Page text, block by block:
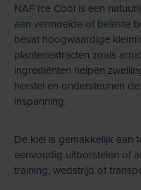
NAF Ice Cool is een
aan vermoeide of belaste
bevat hoogwaardige
plantenextracten zoals
ingrediënten helpen
herstel en ondersteunen
inspanning.
De klei is gemakkelijk aan
eenvoudig uitborstelen of
training, wedstrijd of